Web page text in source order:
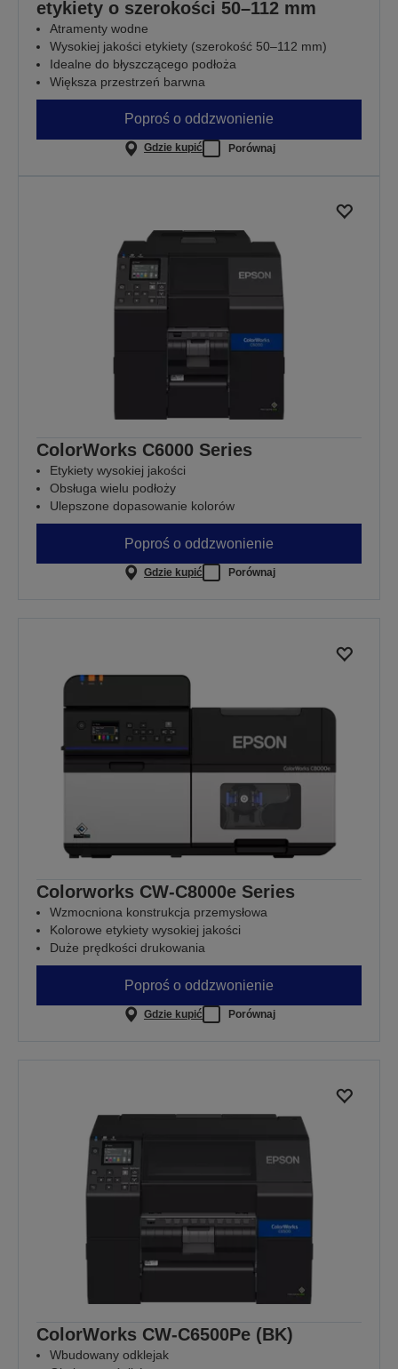
etykiety o szerokości 50–112 mm
Atramenty wodne
Wysokiej jakości etykiety (szerokość 50–112 mm)
Idealne do błyszczącego podłoża
Większa przestrzeń barwna
Poproś o oddzwonienie
Gdzie kupić Porównaj
ColorWorks C6000 Series
Etykiety wysokiej jakości
Obsługa wielu podłoży
Ulepszone dopasowanie kolorów
Poproś o oddzwonienie
Gdzie kupić Porównaj
Colorworks CW-C8000e Series
Wzmocniona konstrukcja przemysłowa
Kolorowe etykiety wysokiej jakości
Duże prędkości drukowania
Poproś o oddzwonienie
Gdzie kupić Porównaj
ColorWorks CW-C6500Pe (BK)
Wbudowany odklejak